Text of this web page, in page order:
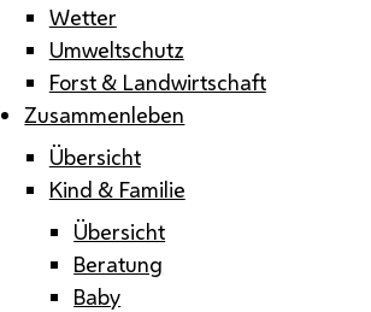
Wetter
Umweltschutz
Forst & Landwirtschaft
Zusammenleben
Übersicht
Kind & Familie
Übersicht
Beratung
Baby